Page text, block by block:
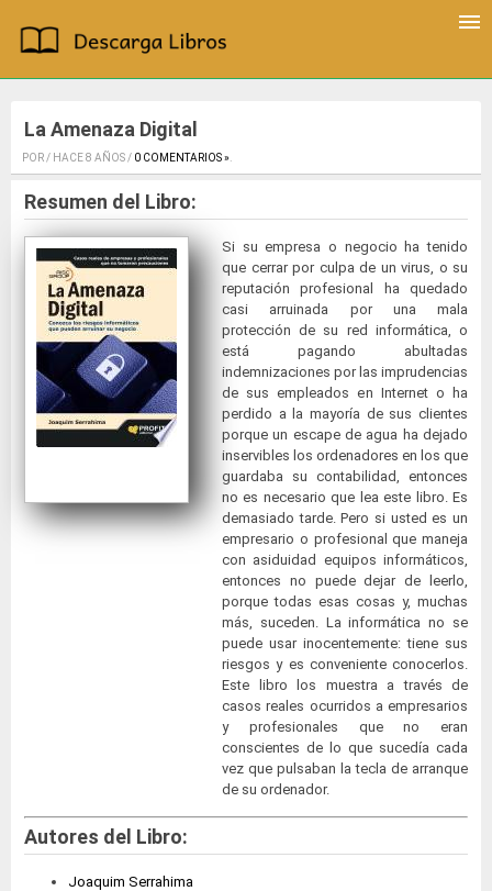
La Amenaza Digital
POR / HACE 8 AÑOS / 0 COMENTARIOS ».
Resumen del Libro:
Si su empresa o negocio ha tenido
que cerrar por culpa de un virus, o su
reputación profesional ha quedado
casi arruinada por una mala
protección de su red informática, o
está pagando abultadas
indemnizaciones por las imprudencias
de sus empleados en Internet o ha
perdido a la mayoría de sus clientes
porque un escape de agua ha dejado
inservibles los ordenadores en los que
guardaba su contabilidad, entonces
no es necesario que lea este libro. Es
demasiado tarde. Pero si usted es un
empresario o profesional que maneja
con asiduidad equipos informáticos,
entonces no puede dejar de leerlo,
porque todas esas cosas y, muchas
más, suceden. La informática no se
puede usar inocentemente: tiene sus
riesgos y es conveniente conocerlos.
Este libro los muestra a través de
casos reales ocurridos a empresarios
y profesionales que no eran
conscientes de lo que sucedía cada
vez que pulsaban la tecla de arranque
de su ordenador.
Autores del Libro:
Joaquim Serrahima